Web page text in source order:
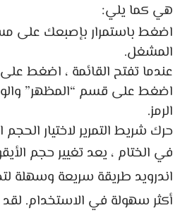
هي كما يلي:
اضغط باستمرار بإصبعك على
المشغل.
عندما تفتح القائمة ، اضغط على
اضغط على قسم “المظهر”
الرمز.
حرك شريط التمرير لاختيار الحجم
في الختام ، يعد تغيير حجم
اندرويد طريقة سريعة وسهلة
أكثر سهولة في الاستخدام. لقد